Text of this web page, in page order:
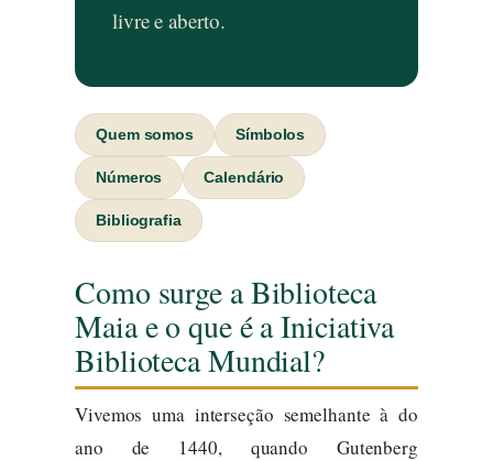
livre e aberto.
Quem somos Símbolos
Números Calendário
Bibliografia
Como surge a Biblioteca
Maia e o que é a Iniciativa
Biblioteca Mundial?
Vivemos uma interseção semelhante à do
ano de 1440, quando Gutenberg